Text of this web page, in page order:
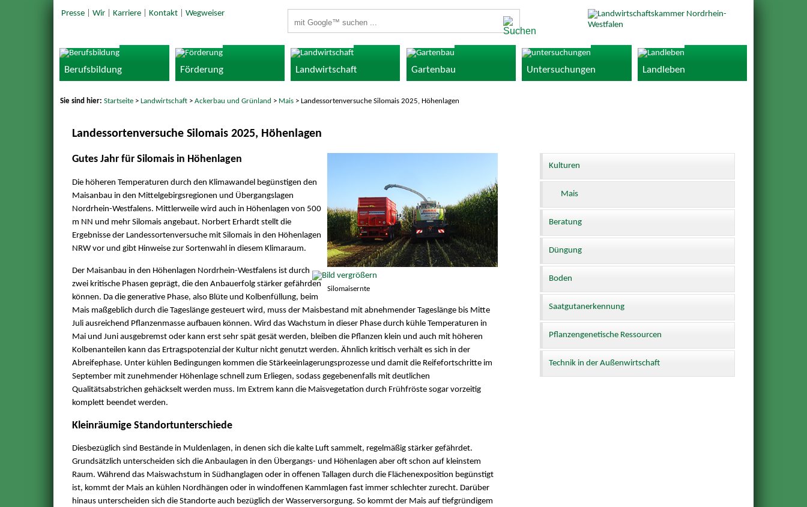
Presse| Wir| Karriere| Kontakt| Wegweiser
Berufsbildung Förderung Landwirtschaft Gartenbau Untersuchungen Landleben
Sie sind hier:Startseite >Landwirtschaft >Ackerbau und Grünland > Mais > Landessortenversuche Silomais 2025, Höhenlagen
Landessortenversuche Silomais 2025, Höhenlagen
Silomaisernte
Gutes Jahr für Silomais in Höhenlagen
Die höheren Temperaturen durch den Klimawandel begünstigen den
Maisanbau in den Mittelgebirgsregionen und Übergangslagen
Nordrhein-Westfalens. Mittlerweile wird auch in Höhenlagen von 500
m NN und mehr Silomais angebaut. Norbert Erhardt stellt die
Ergebnisse der Landessortenversuche mit Silomais in den Höhenlagen
NRW vor und gibt Hinweise zur Sortenwahl in diesem Klimaraum.
Der Maisanbau in den Höhenlagen Nordrhein-Westfalens ist durch
zwei kritische Phasen geprägt, die den Anbauerfolg stärker gefährden
können. Da die generative Phase, also Blüte und Kolbenfüllung, beim
Mais maßgeblich durch die Tageslänge gesteuert wird, muss der Maisbestand mit abnehmender Tageslänge bis Mitte
Juli ausreichend Pflanzenmasse aufbauen können. Wird das Wachstum in dieser Phase durch kühle Temperaturen in
Mai und Juni ausgebremst oder kann erst sehr spät gesät werden, bleiben die Pflanzen klein und auch mit höheren
Kolbenanteilen kann das Ertragspotenzial der Kultur nicht genutzt werden. Ähnlich kritisch verhält es sich in der
Abreifephase. Unter kühlen Bedingungen kommen die Stärkeeinlagerungsprozesse und damit die Reifefortschritte im
September mit zunehmender Höhenlage schnell zum Erliegen, sodass gegebenenfalls mit deutlichen
Qualitätsabstrichen gehäckselt werden muss. Im Extrem kann die Maisvegetation durch Frühfröste sogar vorzeitig
komplett beendet werden.
Kleinräumige Standortunterschiede
Diesbezüglich sind Bestände in Muldenlagen, in denen sich die kalte Luft sammelt, regelmäßig stärker gefährdet.
Grundsätzlich unterscheiden sich die Anbaulagen in den Übergangs- und Höhenlagen aber oft schon auf kleinstem
Raum. Während das Maiswachstum in Südhanglagen oder in offenen Tallagen durch die Flächenexposition begünstigt
ist, kommt der Mais an kühlen Nordhängen oder in windoffenen Kammlagen fast immer schlechter zurecht. Darüber
hinaus unterscheiden sich die Standorte auch bezüglich der Wasserversorgung. So kommt der Mais auf tiefgründigem
Kulturen
Mais
Beratung
Düngung
Boden
Saatgutanerkennung
Pflanzengenetische Ressourcen
Technik in der Außenwirtschaft